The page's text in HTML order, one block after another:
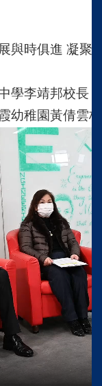
與時俱進 凝聚
學李靖邦校長
幼稚園黃倩雲